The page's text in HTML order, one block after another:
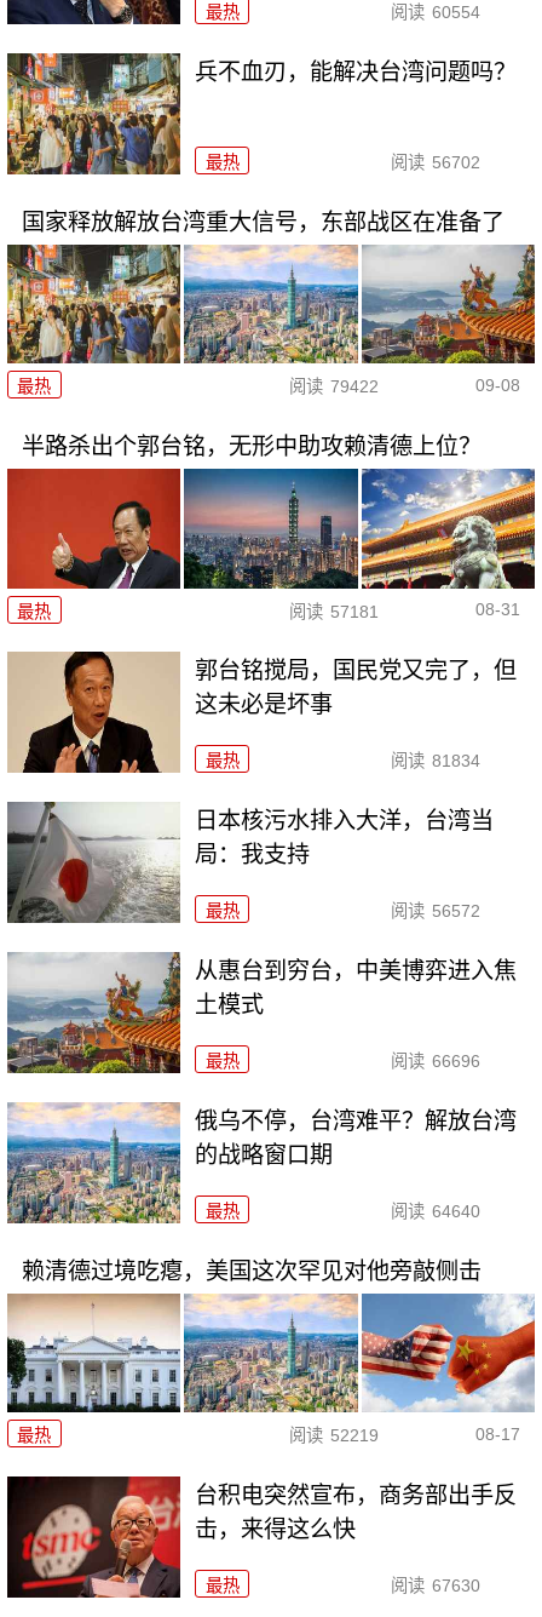
最热 阅读 60554
兵不血刃，能解决台湾问题吗？
最热 阅读 56702
国家释放解放台湾重大信号，东部战区在准备了
最热 阅读 79422 09-08
半路杀出个郭台铭，无形中助攻赖清德上位？
最热 阅读 57181 08-31
郭台铭搅局，国民党又完了，但
这未必是坏事
最热 阅读 81834
日本核污水排入大洋，台湾当
局：我支持
最热 阅读 56572
从惠台到穷台，中美博弈进入焦
土模式
最热 阅读 66696
俄乌不停，台湾难平？解放台湾
的战略窗口期
最热 阅读 64640
赖清德过境吃瘪，美国这次罕见对他旁敲侧击
最热 阅读 52219 08-17
台积电突然宣布，商务部出手反
击，来得这么快
最热 阅读 67630